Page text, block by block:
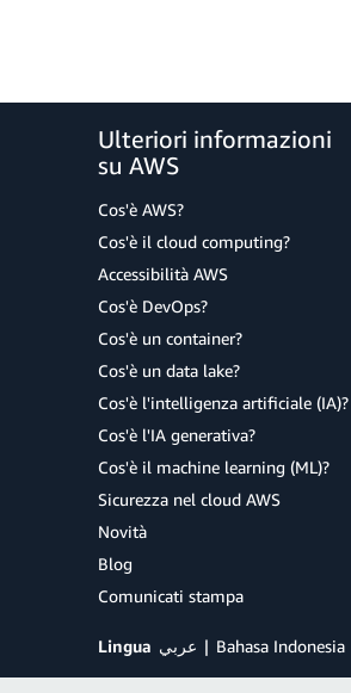
Ulteriori informazioni
su AWS
Cos'è AWS?
Cos'è il cloud computing?
Accessibilità AWS
Cos'è DevOps?
Cos'è un container?
Cos'è un data lake?
Cos'è l'intelligenza artificiale (IA)?
Cos'è l'IA generativa?
Cos'è il machine learning (ML)?
Sicurezza nel cloud AWS
Novità
Blog
Comunicati stampa
Lingua عربي Bahasa Indonesia